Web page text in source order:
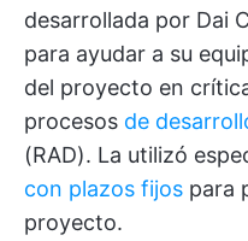
desarrollada por Dai
para ayudar a su
del proyecto en
procesos de
(RAD). La utilizó
con plazos fijos para
proyecto.